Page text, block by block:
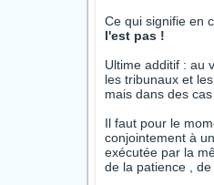
Ce qui signifie en
l'est pas !
Ultime additif : au
les tribunaux et
mais dans des
Il faut pour le
conjointement à
exécutée par la
de la patience ,